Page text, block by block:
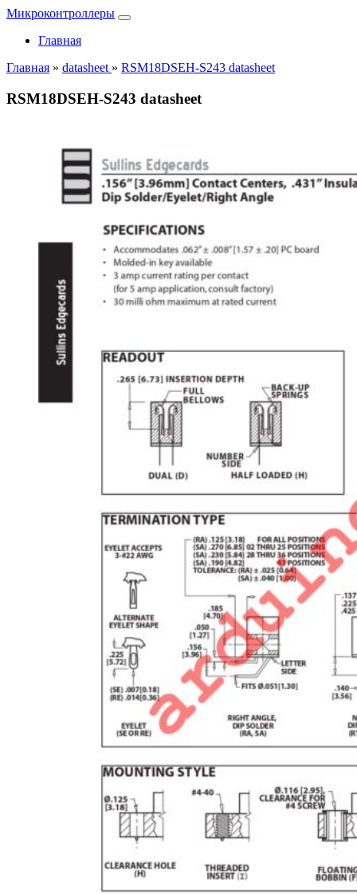
Микроконтроллеры
Главная
Главная » datasheet » RSM18DSEH-S243 datasheet
RSM18DSEH-S243 datasheet